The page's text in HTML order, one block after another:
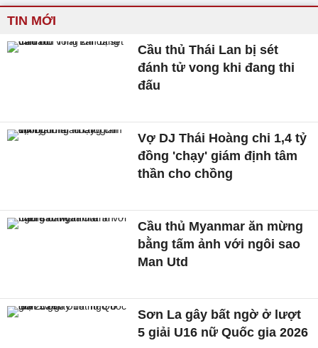
TIN MỚI
Cầu thủ Thái Lan bị sét
đánh tử vong khi đang thi
đấu
Vợ DJ Thái Hoàng chi 1,4 tỷ
đồng 'chạy' giám định tâm
thần cho chồng
Cầu thủ Myanmar ăn mừng
bằng tấm ảnh với ngôi sao
Man Utd
Sơn La gây bất ngờ ở lượt
5 giải U16 nữ Quốc gia 2026